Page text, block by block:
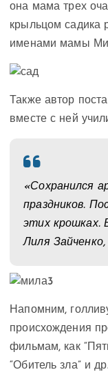
она мама трех
крыльцом садика
именами мамы
Также автор
вместе с ней
«Сохранился
праздников.
этих крошках.
Лиля
Напомним,
происхождения
фильмам, как
“Обитель зла” и